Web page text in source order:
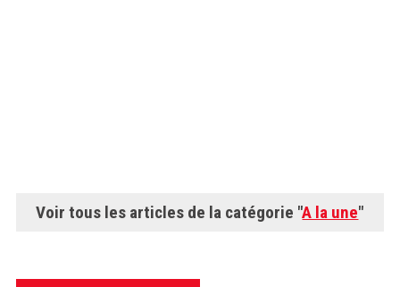
Voir tous les articles de la catégorie "A la une"